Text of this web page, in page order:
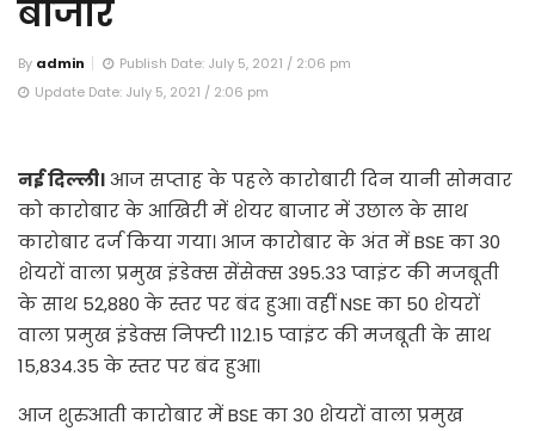
बाजार
By admin
Publish Date: July 5, 2021 / 2:06 pm
Update Date: July 5, 2021 / 2:06 pm
नई दिल्ली।आज सप्ताह के पहले कारोबारी दिन यानी सोमवार
को कारोबार के आखिरी में शेयर बाजार में उछाल के साथ
कारोबार दर्ज किया गया। आज कारोबार के अंत में BSE का 30
शेयरों वाला प्रमुख इंडेक्स सेंसेक्स 395.33 प्वाइंट की मजबूती
के साथ 52,880 के स्तर पर बंद हुआ। वहीं NSE का 50 शेयरों
वाला प्रमुख इंडेक्स निफ्टी 112.15 प्वाइंट की मजबूती के साथ
15,834.35 के स्तर पर बंद हुआ।
आज शुरुआती कारोबार में BSE का 30 शेयरों वाला प्रमुख